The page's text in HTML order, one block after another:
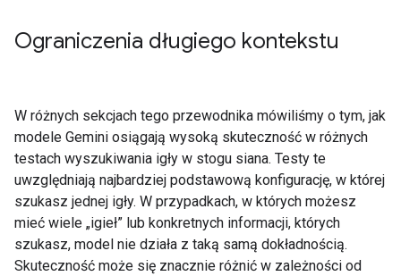
Ograniczenia długiego kontekstu
W różnych sekcjach tego przewodnika mówiliśmy o tym, jak
modele Gemini osiągają wysoką skuteczność w różnych
testach wyszukiwania igły w stogu siana. Testy te
uwzględniają najbardziej podstawową konfigurację, w której
szukasz jednej igły. W przypadkach, w których możesz
mieć wiele „igieł” lub konkretnych informacji, których
szukasz, model nie działa z taką samą dokładnością.
Skuteczność może się znacznie różnić w zależności od